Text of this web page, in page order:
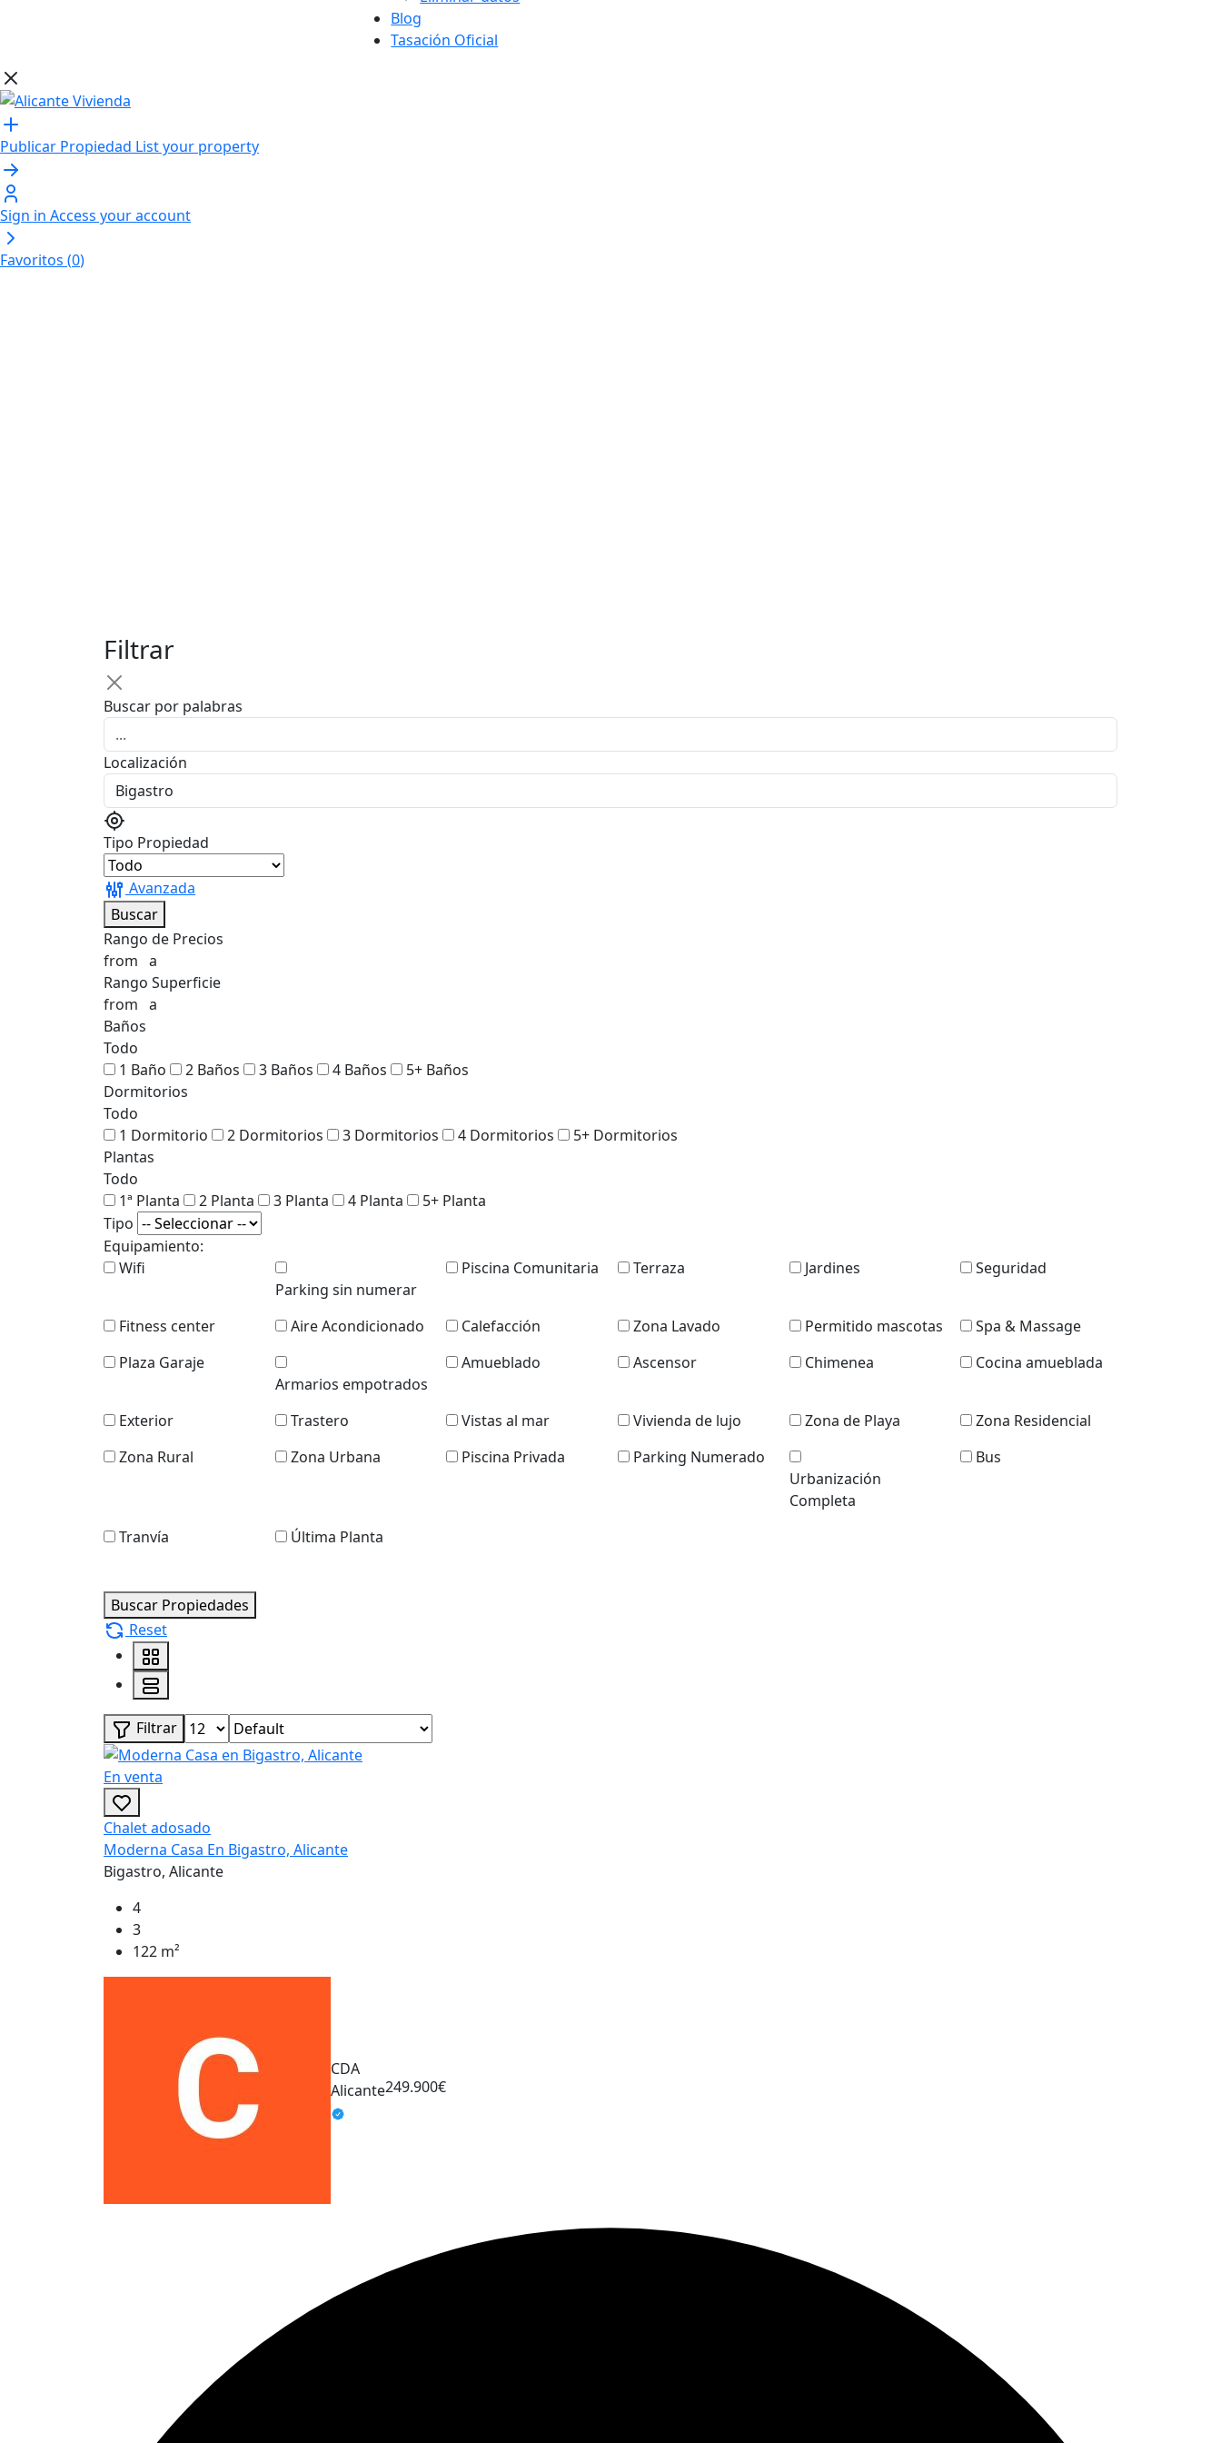
Blog
Tasación Oficial
Publicar Propiedad List your property
Sign in Access your account
Favoritos (0)
Filtrar
Buscar por palabras
Localización
Tipo Propiedad
Avanzada
Buscar
Rango de Precios
from a
Rango Superficie
from a
Baños
Todo
1 Baño
2 Baños 3 Baños 4 Baños
5+ Baños
Dormitorios
Todo
1 Dormitorio
2 Dormitorios 3 Dormitorios 4 Dormitorios
5+ Dormitorios
Plantas
Todo
1ª Planta
2 Planta 3 Planta 4 Planta
5+ Planta
Tipo
Equipamiento:
Wifi
Parking sin numerar
Piscina Comunitaria Terraza Jardines Seguridad
Fitness center Aire Acondicionado Calefacción Zona Lavado Permitido mascotas
Spa & Massage
Plaza Garaje
Armarios empotrados
Amueblado Ascensor Chimenea Cocina amueblada
Exterior Trastero Vistas al mar Vivienda de lujo Zona de Playa
Zona Residencial
Zona Rural
Zona Urbana Piscina Privada
Parking Numerado
Urbanización
Completa
Bus
Tranvía Última Planta
Buscar Propiedades
Reset
Filtrar
En venta
Chalet adosado
Moderna Casa En Bigastro, Alicante
Bigastro, Alicante
4
3
122 m²
CDA
Alicante249.900€